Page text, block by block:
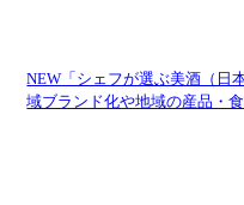
NEW「シェフが選ぶ美酒（日
域ブランド化や地域の産品・